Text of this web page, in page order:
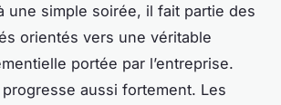
une simple soirée, il fait partie des
orientés vers une véritable
portée par l’entreprise.
aussi fortement. Les